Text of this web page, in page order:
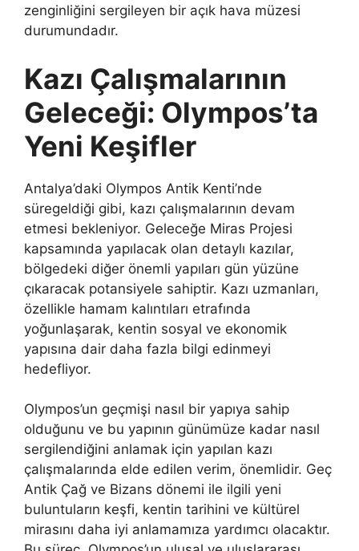
zenginliğini sergileyen bir açık hava müzesi
durumundadır.
Kazı Çalışmalarının
Geleceği: Olympos’ta
Yeni Keşifler
Antalya’daki Olympos Antik Kenti’nde
süregeldiği gibi, kazı çalışmalarının devam
etmesi bekleniyor. Geleceğe Miras Projesi
kapsamında yapılacak olan detaylı kazılar,
bölgedeki diğer önemli yapıları gün yüzüne
çıkaracak potansiyele sahiptir. Kazı uzmanları,
özellikle hamam kalıntıları etrafında
yoğunlaşarak, kentin sosyal ve ekonomik
yapısına dair daha fazla bilgi edinmeyi
hedefliyor.
Olympos’un geçmişi nasıl bir yapıya sahip
olduğunu ve bu yapının günümüze kadar nasıl
sergilendiğini anlamak için yapılan kazı
çalışmalarında elde edilen verim, önemlidir. Geç
Antik Çağ ve Bizans dönemi ile ilgili yeni
buluntuların keşfi, kentin tarihini ve kültürel
mirasını daha iyi anlamamıza yardımcı olacaktır.